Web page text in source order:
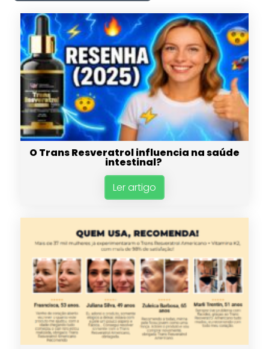
O Trans Resveratrol influencia na saúde
intestinal?
Ler artigo